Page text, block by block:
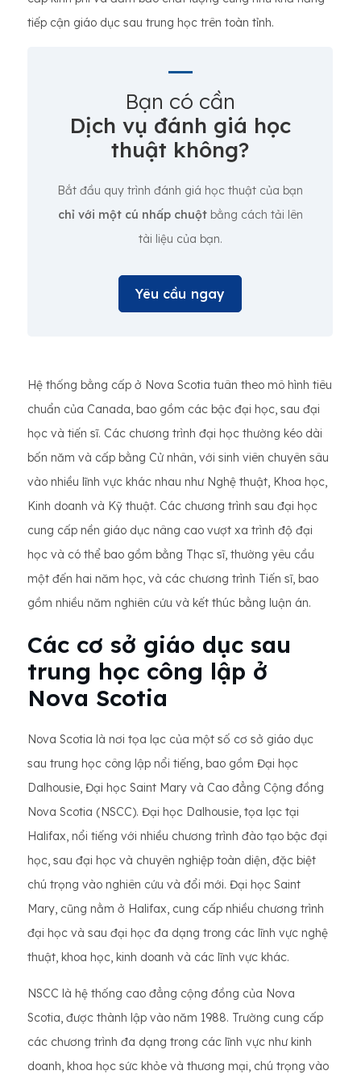
tiếp cận giáo dục sau trung học trên toàn tỉnh.
Bạn có cần
Dịch vụ đánh giá học
thuật không?
Bắt đầu quy trình đánh giá học thuật của bạn
chỉ với một cú nhấp chuộtbằng cách tải lên
tài liệu của bạn.
Yêu cầu ngay
Hệ thống bằng cấp ở Nova Scotia tuân theo mô hình tiêu
chuẩn của Canada, bao gồm các bậc đại học, sau đại
học và tiến sĩ. Các chương trình đại học thường kéo dài
bốn năm và cấp bằng Cử nhân, với sinh viên chuyên sâu
vào nhiều lĩnh vực khác nhau như Nghệ thuật, Khoa học,
Kinh doanh và Kỹ thuật. Các chương trình sau đại học
cung cấp nền giáo dục nâng cao vượt xa trình độ đại
học và có thể bao gồm bằng Thạc sĩ, thường yêu cầu
một đến hai năm học, và các chương trình Tiến sĩ, bao
gồm nhiều năm nghiên cứu và kết thúc bằng luận án.
Các cơ sở giáo dục sau
trung học công lập ở
Nova Scotia
Nova Scotia là nơi tọa lạc của một số cơ sở giáo dục
sau trung học công lập nổi tiếng, bao gồm Đại học
Dalhousie, Đại học Saint Mary và Cao đẳng Cộng đồng
Nova Scotia (NSCC). Đại học Dalhousie, tọa lạc tại
Halifax, nổi tiếng với nhiều chương trình đào tạo bậc đại
học, sau đại học và chuyên nghiệp toàn diện, đặc biệt
chú trọng vào nghiên cứu và đổi mới. Đại học Saint
Mary, cũng nằm ở Halifax, cung cấp nhiều chương trình
đại học và sau đại học đa dạng trong các lĩnh vực nghệ
thuật, khoa học, kinh doanh và các lĩnh vực khác.
NSCC là hệ thống cao đẳng cộng đồng của Nova
Scotia, được thành lập vào năm 1988. Trường cung cấp
các chương trình đa dạng trong các lĩnh vực như kinh
doanh, khoa học sức khỏe và thương mại, chú trọng vào